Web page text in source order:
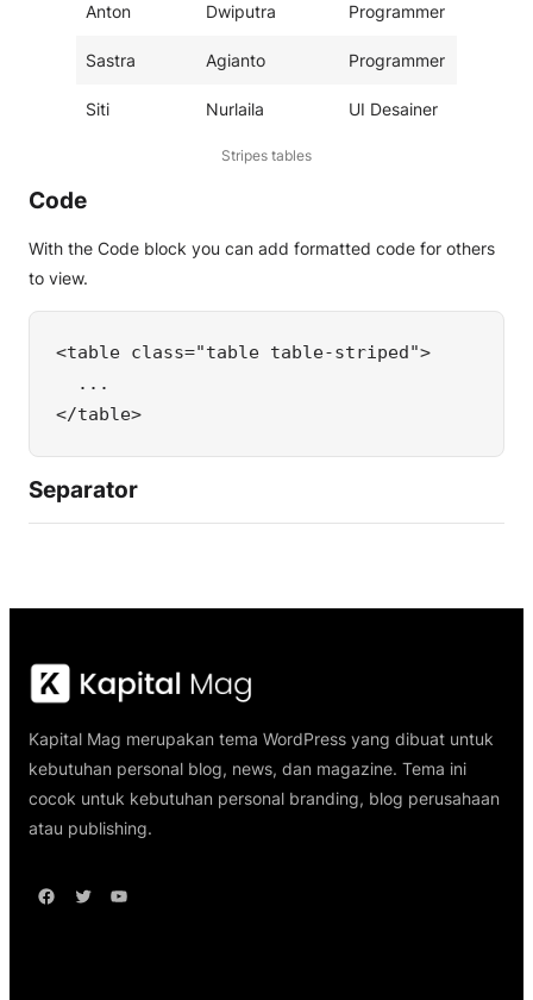
Anton Dwiputra Programmer
Sastra Agianto Programmer
Siti Nurlaila UI Desainer
Stripes tables
Code
With the Code block you can add formatted code for others
to view.
<table class="table table-striped">
</table>
Separator
Kapital Mag merupakan tema WordPress yang dibuat untuk
kebutuhan personal blog, news, dan magazine. Tema ini
cocok untuk kebutuhan personal branding, blog perusahaan
atau publishing.
Facebook Twitter YouTube